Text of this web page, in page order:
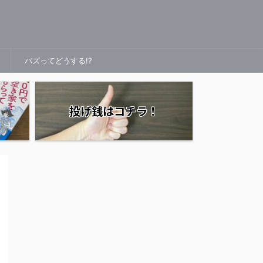
バズってどうする!?
投げ銭はコチラ！